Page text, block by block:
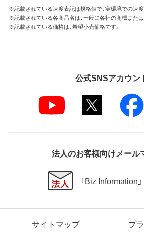
※記載されている速度表記は規格値で、実環境での速度
※記載されている各商品名は、一般に各社の商標または
※記載されている価格は、希望小売価格です。
公式SNSアカウン
法人のお客様向けメール
「Biz Information
サイトマップ プ